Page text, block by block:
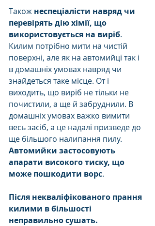
Також неспеціалісти навряд чи
перевірять дію хімії, що
використовується на виріб.
Килим потрібно мити на чистій
поверхні, але як на автомийці так і
в домашніх умовах навряд чи
знайдеться таке місце. От і
виходить, що виріб не тільки не
почистили, а ще й забруднили. В
домашніх умовах важко вимити
весь засіб, а це надалі призведе до
ще більшого налипання пилу.
Автомийки застосовують
апарати високого тиску, що
може пошкодити ворс.
Після некваліфікованого прання
килими в більшості
неправильно сушать.